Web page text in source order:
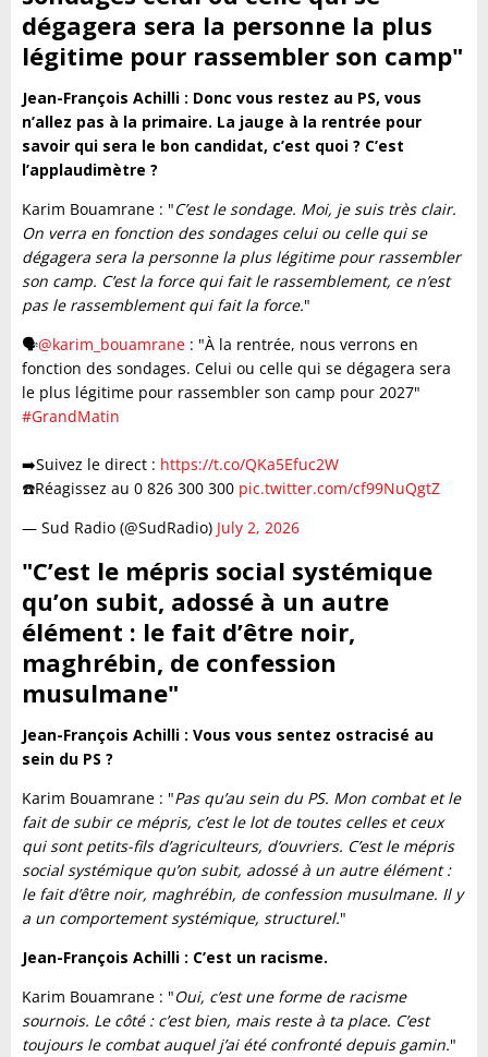
dégagera sera la personne la plus
légitime pour rassembler son camp"
Jean-François Achilli : Donc vous restez au PS, vous
n’allez pas à la primaire. La jauge à la rentrée pour
savoir qui sera le bon candidat, c’est quoi ? C’est
l’applaudimètre ?
Karim Bouamrane : "C’est le sondage. Moi, je suis très clair.
On verra en fonction des sondages celui ou celle qui se
dégagera sera la personne la plus légitime pour rassembler
son camp. C’est la force qui fait le rassemblement, ce n’est
pas le rassemblement qui fait la force."
🗣️@karim_bouamrane : "À la rentrée, nous verrons en
fonction des sondages. Celui ou celle qui se dégagera sera
le plus légitime pour rassembler son camp pour 2027"
#GrandMatin
➡️Suivez le direct : https://t.co/QKa5Efuc2W
☎️Réagissez au 0 826 300 300 pic.twitter.com/cf99NuQgtZ
— Sud Radio (@SudRadio) July 2, 2026
"C’est le mépris social systémique
qu’on subit, adossé à un autre
élément : le fait d’être noir,
maghrébin, de confession
musulmane"
Jean-François Achilli : Vous vous sentez ostracisé au
sein du PS ?
Karim Bouamrane : "Pas qu’au sein du PS. Mon combat et le
fait de subir ce mépris, c’est le lot de toutes celles et ceux
qui sont petits-fils d’agriculteurs, d’ouvriers. C’est le mépris
social systémique qu’on subit, adossé à un autre élément :
le fait d’être noir, maghrébin, de confession musulmane. Il y
a un comportement systémique, structurel."
Jean-François Achilli : C’est un racisme.
Karim Bouamrane : "Oui, c’est une forme de racisme
sournois. Le côté : c’est bien, mais reste à ta place. C’est
toujours le combat auquel j’ai été confronté depuis gamin."